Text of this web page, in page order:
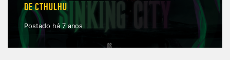
DE CTHULHU
Postado há 7 anos